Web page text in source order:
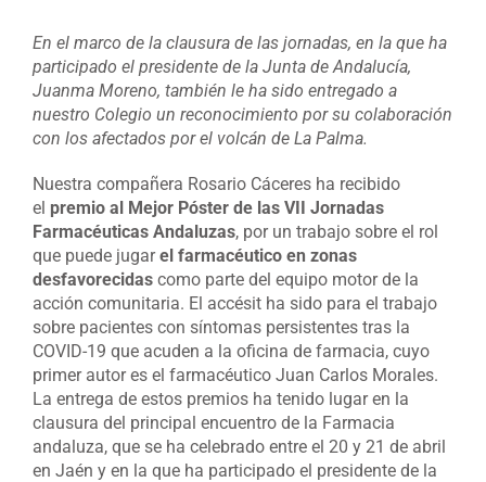
En el marco de la clausura de las jornadas, en la que ha
participado el presidente de la Junta de Andalucía,
Juanma Moreno, también le ha sido entregado a
nuestro Colegio un reconocimiento por su colaboración
con los afectados por el volcán de La Palma.
Nuestra compañera Rosario Cáceres ha recibido
el premio al Mejor Póster de las VII Jornadas
Farmacéuticas Andaluzas, por un trabajo sobre el rol
que puede jugarel farmacéutico en zonas
desfavorecidas como parte del equipo motor de la
acción comunitaria. El accésit ha sido para el trabajo
sobre pacientes con síntomas persistentes tras la
COVID-19 que acuden a la oficina de farmacia, cuyo
primer autor es el farmacéutico Juan Carlos Morales.
La entrega de estos premios ha tenido lugar en la
clausura del principal encuentro de la Farmacia
andaluza, que se ha celebrado entre el 20 y 21 de abril
en Jaén y en la que ha participado el presidente de la